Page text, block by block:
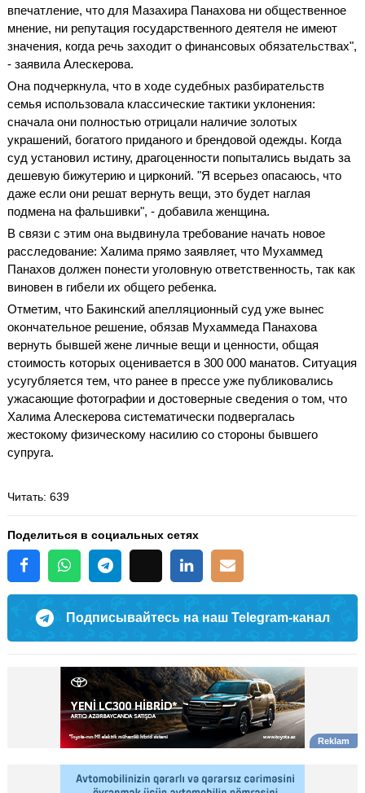
впечатление, что для Мазахира Панахова ни общественное
мнение, ни репутация государственного деятеля не имеют
значения, когда речь заходит о финансовых обязательствах",
- заявила Алескерова.
Она подчеркнула, что в ходе судебных разбирательств
семья использовала классические тактики уклонения:
сначала они полностью отрицали наличие золотых
украшений, богатого приданого и брендовой одежды. Когда
суд установил истину, драгоценности попытались выдать за
дешевую бижутерию и цирконий. "Я всерьез опасаюсь, что
даже если они решат вернуть вещи, это будет наглая
подмена на фальшивки", - добавила женщина.
В связи с этим она выдвинула требование начать новое
расследование: Халима прямо заявляет, что Мухаммед
Панахов должен понести уголовную ответственность, так как
виновен в гибели их общего ребенка.
Отметим, что Бакинский апелляционный суд уже вынес
окончательное решение, обязав Мухаммеда Панахова
вернуть бывшей жене личные вещи и ценности, общая
стоимость которых оценивается в 300 000 манатов. Ситуация
усугубляется тем, что ранее в прессе уже публиковались
ужасающие фотографии и достоверные сведения о том, что
Халима Алескерова систематически подвергалась
жестокому физическому насилию со стороны бывшего
супруга.
Читать: 639
Поделиться в социальных сетях
Подписывайтесь на наш Telegram-канал